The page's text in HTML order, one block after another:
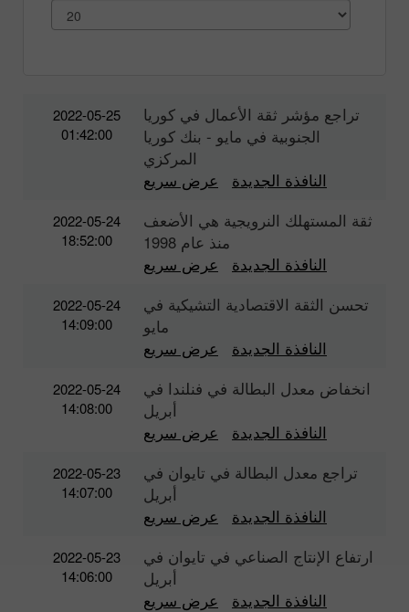
2022-05-25
01:42:00
تراجع مؤشر ثقة الأعمال في كوريا
الجنوبية في مايو - بنك كوريا
المركزي
النافذة الجديدة
عرض سريع
2022-05-24
18:52:00
ثقة المستهلك النرويجية هي الأضعف
منذ عام 1998
النافذة الجديدة
عرض سريع
2022-05-24
14:09:00
تحسن الثقة الاقتصادية التشيكية في
مايو
النافذة الجديدة
عرض سريع
2022-05-24
14:08:00
انخفاض معدل البطالة في فنلندا في
أبريل
النافذة الجديدة
عرض سريع
2022-05-23
14:07:00
تراجع معدل البطالة في تايوان في
أبريل
النافذة الجديدة
عرض سريع
2022-05-23
14:06:00
ارتفاع الإنتاج الصناعي في تايوان في
أبريل
النافذة الجديدة
عرض سريع